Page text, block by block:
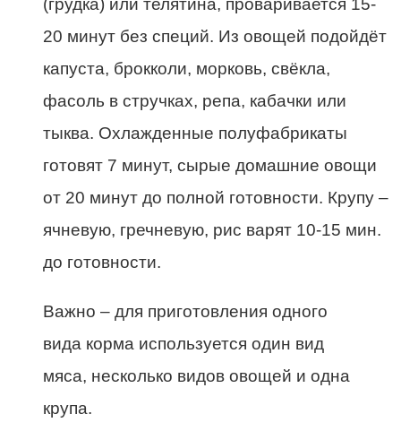
(грудка) или телятина, проваривается 15-
20 минут без специй. Из овощей подойдёт
капуста, брокколи, морковь, свёкла,
фасоль в стручках, репа, кабачки или
тыква. Охлажденные полуфабрикаты
готовят 7 минут, сырые домашние овощи
от 20 минут до полной готовности. Крупу –
ячневую, гречневую, рис варят 10-15 мин.
до готовности.
Важно – для приготовления одного
вида корма используется один вид
мяса, несколько видов овощей и одна
крупа.